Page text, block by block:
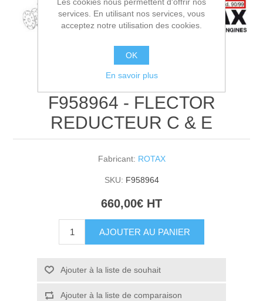
F958964 - FLECTOR
REDUCTEUR C & E
Fabricant: ROTAX
SKU: F958964
660,00€ HT
AJOUTER AU PANIER
Ajouter à la liste de souhait
Ajouter à la liste de comparaison
services. En utilisant nos services, vous
acceptez notre utilisation des cookies.
OK
En savoir plus